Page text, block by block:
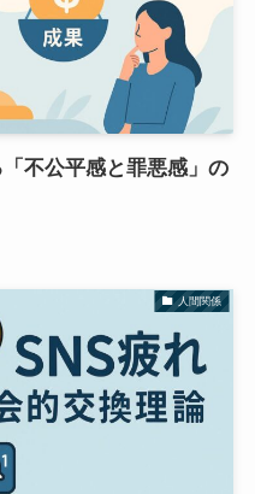
不公平感と罪悪感」の
人間関係